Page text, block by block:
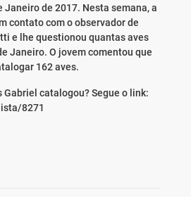
Janeiro de 2017. Nesta semana, a
contato com o observador de
e lhe questionou quantas aves
Janeiro. O jovem comentou que
162 aves.
Gabriel catalogou? Segue o link:
8271